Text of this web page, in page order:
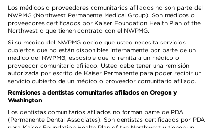
Los médicos o proveedores comunitarios afiliados no son parte del
NWPMG (Northwest Permanente Medical Group). Son médicos o
proveedores certificados por Kaiser Foundation Health Plan of the
Northwest o que tienen contrato con el NWPMG.
Si su médico del NWPMG decide que usted necesita servicios
cubiertos que no están disponibles internamente por parte de un
médico del NWPMG, esposible que lo remita a un médico o
proveedor comunitario afiliado. Usted debe tener una remisión
autorizada por escrito de Kaiser Permanente para poder recibir un
servicio cubierto de un médico o proveedor comunitario afiliado.
Remisiones a dentistas comunitarios afiliados en Oregon y
Washington
Los dentistas comunitarios afiliados no forman parte de PDA
(Permanente Dental Associates). Son dentistas certificados por PDA